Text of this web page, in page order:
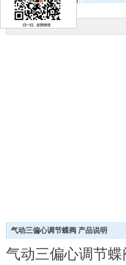
气动三偏心调节蝶阀 产品说明
气动三偏心调节